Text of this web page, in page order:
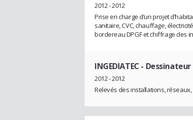
2012 - 2012
Prise en charge d’un projet
sanitaire, CVC, chauffage,
bordereau DPGF et chiffrage des
INGEDIATEC - Dessinateur
2012 - 2012
Relevés des installations,